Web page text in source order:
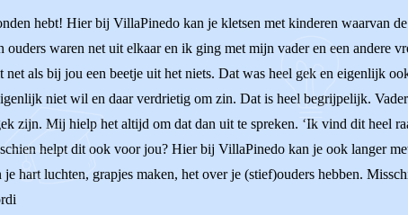
hebt! Hier bij VillaPinedo kan je kletsen met kinderen waarvan
waren net uit elkaar en ik ging met mijn vader en een andere
als bij jou een beetje uit het niets. Dat was heel gek en eigenlijk
niet wil en daar verdrietig om zin. Dat is heel begrijpelijk.
zijn. Mij hielp het altijd om dat dan uit te spreken. ‘Ik vind dit heel
helpt dit ook voor jou? Hier bij VillaPinedo kan je ook langer
hart luchten, grapjes maken, het over je (stief)ouders hebben.